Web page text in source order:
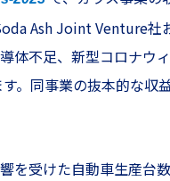
Ash Joint Venture
不足、新型コロナウ
。同事業の抜本的な
を受けた自動車生産